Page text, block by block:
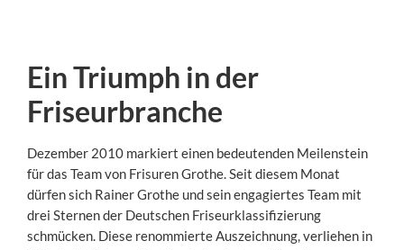
Ein Triumph in der
Friseurbranche
Dezember 2010 markiert einen bedeutenden Meilenstein
für das Team von Frisuren Grothe. Seit diesem Monat
dürfen sich Rainer Grothe und sein engagiertes Team mit
drei Sternen der Deutschen Friseurklassifizierung
schmücken. Diese renommierte Auszeichnung, verliehen in